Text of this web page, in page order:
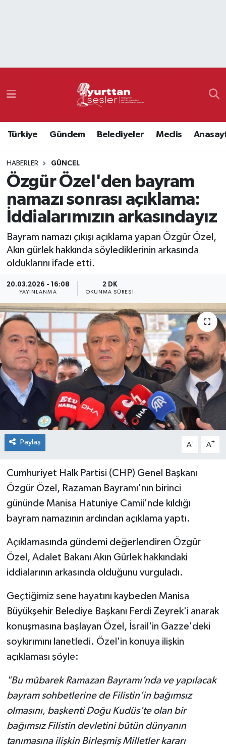
Türkiye Gündem Belediyeler Meclis
HABERLER GÜNCEL
Özgür Özel'den bayram
namazı sonrası açıklama:
İddialarımızın arkasındayız
Bayram namazı çıkışı açıklama yapan Özgür Özel,
Akın gürlek hakkında söylediklerinin arkasında
olduklarını ifade etti.
20.03.2026 - 16:08
YAYINLANMA
2 DK
OKUNMA SÜRESI
Paylaş A- A+
Cumhuriyet Halk Partisi (CHP) Genel Başkanı
Özgür Özel, Razaman Bayramı'nın birinci
gününde Manisa Hatuniye Camii'nde kıldığı
bayram namazının ardından açıklama yaptı.
Açıklamasında gündemi değerlendiren Özgür
Özel, Adalet Bakanı Akın Gürlek hakkındaki
iddialarının arkasında olduğunu vurguladı.
Geçtiğimiz sene hayatını kaybeden Manisa
Büyükşehir Belediye Başkanı Ferdi Zeyrek'i anarak
konuşmasına başlayan Özel, İsrail'in Gazze'deki
soykırımını lanetledi. Özel'in konuya ilişkin
açıklaması şöyle:
"Bu mübarek Ramazan Bayramı’nda ve yapılacak
bayram sohbetlerine de Filistin’in bağımsız
olmasını, başkenti Doğu Kudüs’te olan bir
bağımsız Filistin devletini bütün dünyanın
tanımasına ilişkin Birleşmiş Milletler kararı
Namaz Vakitleri
Süper Lig Puan Durumu ve Fikstür
Tüm Manşetler
Son Dakika Haberleri
Haber Arşivi